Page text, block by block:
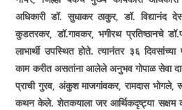
अधिकारी डॉ. सुधाकर ठाकुर,डॉ. विद्यानंद
कुडतरकर,डॉ.गावकर,भगीरथ प्रतिष्ठानचे
लाभार्थी उपस्थित होते. त्यानंतर ३६ दिवसांच्या
काम करीत असतांना आलेले अनुभव गोपाळ सेवा
प्राची गुरव, अंकुश माजगांवकर,रामदास भोगले,
कथन केले. शेतक­याला जर आर्थिकदृष्ट्या सक्षम